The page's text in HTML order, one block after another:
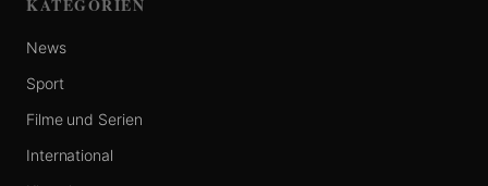
KATEGORIEN
News
Sport
Filme und Serien
International